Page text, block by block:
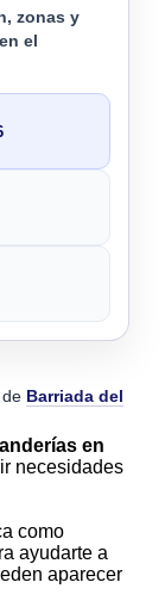
zonas y
el
Barriada del
en
necesidades
como
ayudarte a
aparecer